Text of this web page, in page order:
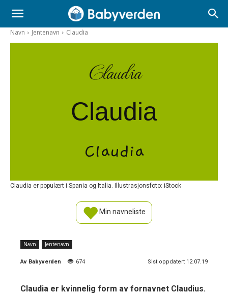
Navn Jentenavn Claudia
Claudia
Claudia
Claudia
Claudia er populært i Spania og Italia. Illustrasjonsfoto: iStock
Min navneliste
Navn Jentenavn
Av Babyverden 674 Sist oppdatert 12.07.19
Claudia er kvinnelig form av fornavnet Claudius.